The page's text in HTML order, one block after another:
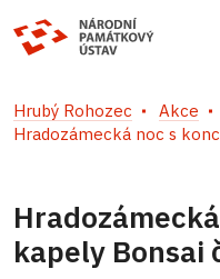
Hrubý Rohozec
Akce
Hradozámecká noc s
kapely Bonsai